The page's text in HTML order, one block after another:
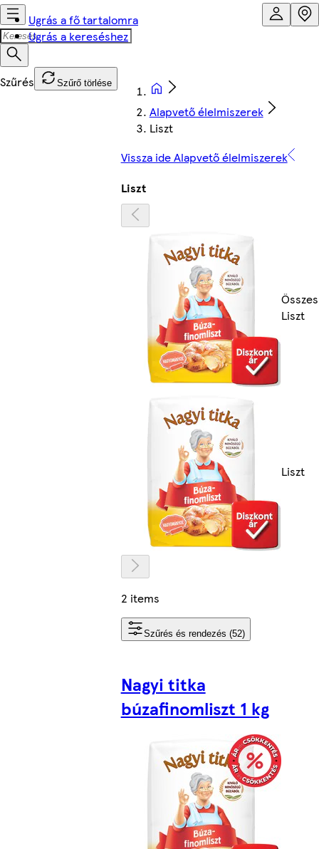
Ugrás a fő tartalomra
Ugrás a kereséshez
Szűrő törlése
Alapvető élelmiszerek
Liszt
Vissza ide Alapvető élelmiszerek
Liszt
Összes
Liszt
Liszt
2 items
Szűrés és rendezés (52)
Nagyi titka
búzafinomliszt 1 kg